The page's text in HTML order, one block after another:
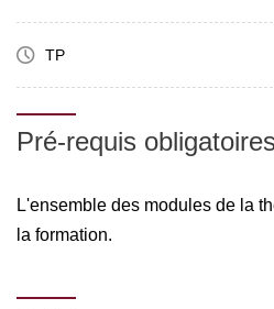
TP
Pré-requis obligatoires
L'ensemble des modules de la
la formation.